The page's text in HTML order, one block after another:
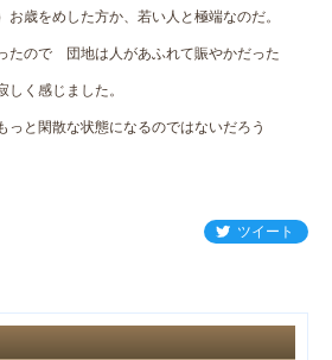
お歳をめした方か、若い人と極端なのだ。
たので 団地は人があふれて賑やかだった
く感じました。
っと閑散な状態になるのではないだろう
ツイート